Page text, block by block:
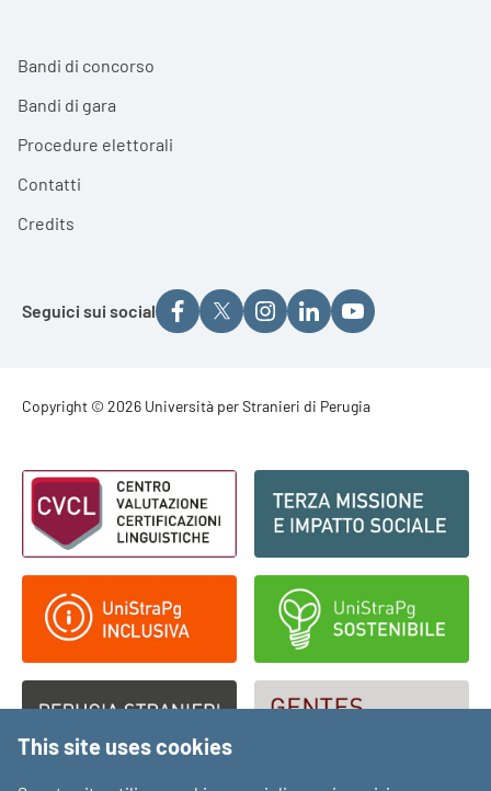
Bandi di concorso
Bandi di gara
Procedure elettorali
Contatti
Credits
Seguici sui social
Footer - Copyright
Copyright © 2026 Università per Stranieri di Perugia
Footer - Loghi
This site uses cookies